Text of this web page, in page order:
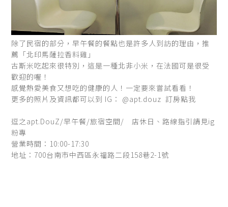
除了民宿的部分，早午餐的餐點也是許多人到訪的理由，推
薦「北印馬薩拉香料雞」
古斯米吃起來很特別，這是一種北非小米，在法國可是很受
歡迎的喔！
感覺熱愛美食又想吃的健康的人！一定要來嘗試看看！
更多的照片及資訊都可以到 IG： @apt.douz 訂房點我
逗之apt.DouZ/早午餐/旅宿空間/ 店休日、路線指引請見ig
粉專
營業時間：10:00-17:30
地址：700台南市中西區永福路二段158巷2-1號